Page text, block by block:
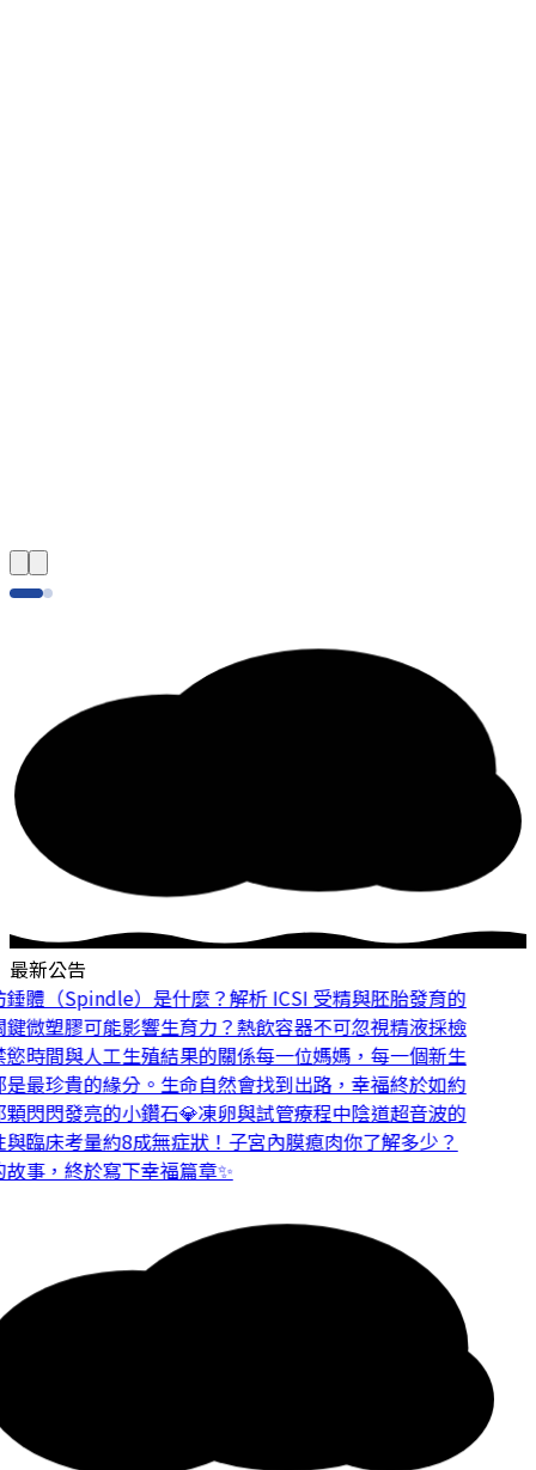
最新公告
體（Spindle）是什麼？解析 ICSI 受精與胚胎發育的
微塑膠可能影響生育力？熱飲容器不可忽視精液採檢
時間與人工生殖結果的關係每一位媽媽，每一個新生
最珍貴的緣分。生命自然會找到出路，幸福終於如約
閃閃發亮的小鑽石💎凍卵與試管療程中陰道超音波的
臨床考量約8成無症狀！子宮內膜瘜肉你了解多少？
事，終於寫下幸福篇章✨